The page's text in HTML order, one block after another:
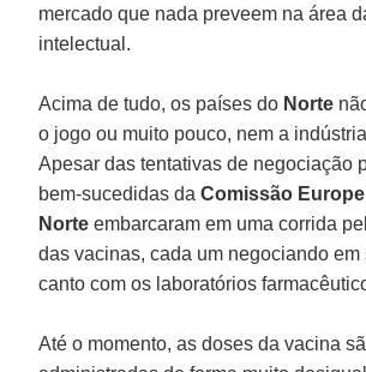
mercado que nada preveem na área
intelectual.
Acima de tudo, os países do Norte
o jogo ou muito pouco, nem a
Apesar das tentativas de negociação
bem-sucedidas daComissão
Norte embarcaram em uma corrida
das vacinas, cada um negociando em
canto com os laboratórios
Até o momento, as doses da vacina